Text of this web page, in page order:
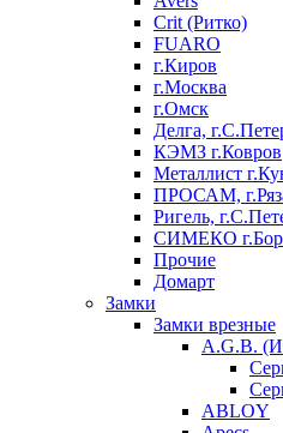
Crit (Ритко)
FUARO
г.Киров
г.Москва
г.Омск
Делга,
КЭМЗ г.Ковров
Металлист
ПРОСАМ,
Ригель,
СИМЕКО
Прочие
Домарт
Замки
Замки врезные
A.G.B.
ABLOY